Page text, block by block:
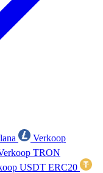
Verkoop
TRON
USDT ERC20